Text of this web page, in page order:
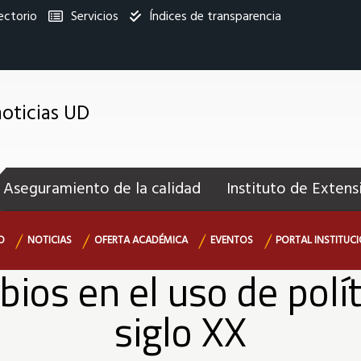
Servicios
Índices de transparencia
UD
Aseguramiento de la calidad Instituto de
NOTICIAS OFERTA ACADÉMICA EVENTOS PORTAL
en el uso de
siglo XX